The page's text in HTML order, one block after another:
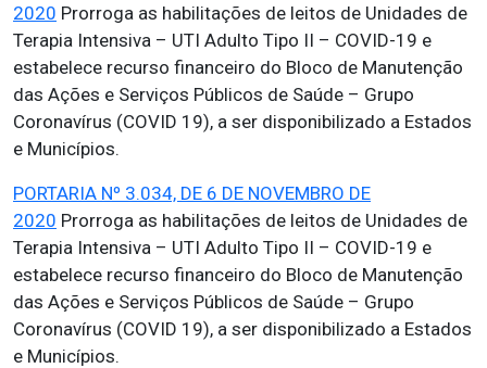
2020 Prorroga as habilitações de leitos de Unidades de
Terapia Intensiva – UTI Adulto Tipo II – COVID-19 e
estabelece recurso financeiro do Bloco de Manutenção
das Ações e Serviços Públicos de Saúde – Grupo
Coronavírus (COVID 19), a ser disponibilizado a Estados
e Municípios.
PORTARIA Nº 3.034, DE 6 DE NOVEMBRO DE
2020 Prorroga as habilitações de leitos de Unidades de
Terapia Intensiva – UTI Adulto Tipo II – COVID-19 e
estabelece recurso financeiro do Bloco de Manutenção
das Ações e Serviços Públicos de Saúde – Grupo
Coronavírus (COVID 19), a ser disponibilizado a Estados
e Municípios.